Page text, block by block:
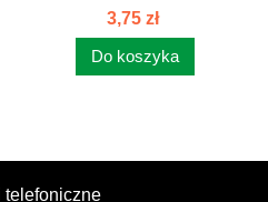
TERMOSTATU C-385...
3,75 zł
Do koszyka
telefoniczne